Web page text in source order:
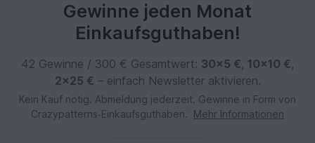
Gewinne jeden Monat
Einkaufsguthaben!
42 Gewinne / 300 € Gesamtwert: 30×5 €, 10×10 €,
2×25 € – einfach Newsletter aktivieren.
Kein Kauf nötig. Abmeldung jederzeit. Gewinne in Form von
Crazypatterns‑Einkaufsguthaben.
Mehr Informationen